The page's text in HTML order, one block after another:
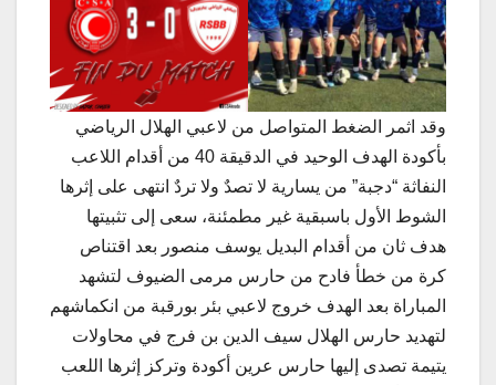
وقد اثمر الضغط المتواصل من لاعبي الهلال الرياضي
بأكودة الهدف الوحيد في الدقيقة 40 من أقدام اللاعب
النفاثة “دجبة” من يسارية لا تصدٌ ولا تردٌ انتهى على إثرها
الشوط الأول باسبقية غير مطمئنة، سعى إلى تثبيتها
هدف ثان من أقدام البديل يوسف منصور بعد اقتناص
كرة من خطأ فادح من حارس مرمى الضيوف لتشهد
المباراة بعد الهدف خروج لاعبي بئر بورقبة من انكماشهم
لتهديد حارس الهلال سيف الدين بن فرج في محاولات
يتيمة تصدى إليها حارس عرين أكودة وتركز إثرها اللعب